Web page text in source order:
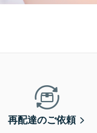
再配達のご依頼